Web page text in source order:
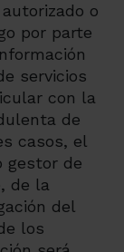
o
por parte
servicios
con la
de
casos, el
gestor de
de la
del
los